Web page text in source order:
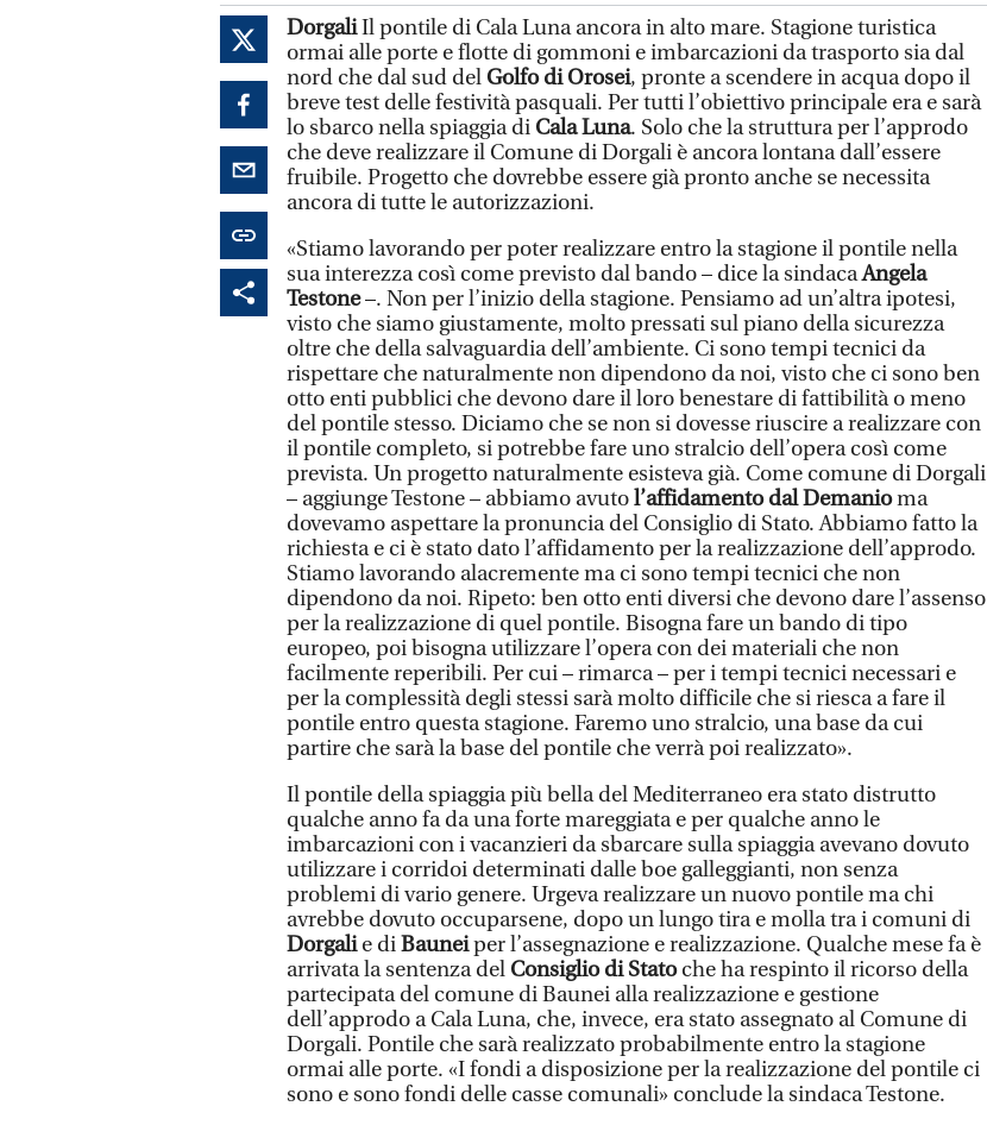
DorgaliIl pontile di Cala Luna ancora in alto mare. Stagione turistica
ormai alle porte e flotte di gommoni e imbarcazioni da trasporto sia dal
nord che dal sud delGolfo di Orosei, pronte a scendere in acqua dopo il
breve test delle festività pasquali. Per tutti l’obiettivo principale era e sarà
lo sbarco nella spiaggia di Cala Luna. Solo che la struttura per l’approdo
che deve realizzare il Comune di Dorgali è ancora lontana dall’essere
fruibile. Progetto che dovrebbe essere già pronto anche se necessita
ancora di tutte le autorizzazioni.
«Stiamo lavorando per poter realizzare entro la stagione il pontile nella
sua interezza così come previsto dal bando – dice la sindacaAngela
Testone–. Non per l’inizio della stagione. Pensiamo ad un’altra ipotesi,
visto che siamo giustamente, molto pressati sul piano della sicurezza
oltre che della salvaguardia dell’ambiente. Ci sono tempi tecnici da
rispettare che naturalmente non dipendono da noi, visto che ci sono ben
otto enti pubblici che devono dare il loro benestare di fattibilità o meno
del pontile stesso. Diciamo che se non si dovesse riuscire a realizzare con
il pontile completo, si potrebbe fare uno stralcio dell’opera così come
prevista. Un progetto naturalmente esisteva già. Come comune di Dorgali
– aggiunge Testone – abbiamo avutol’affidamento dal Demanioma
dovevamo aspettare la pronuncia del Consiglio di Stato. Abbiamo fatto la
richiesta e ci è stato dato l’affidamento per la realizzazione dell’approdo.
Stiamo lavorando alacremente ma ci sono tempi tecnici che non
dipendono da noi. Ripeto: ben otto enti diversi che devono dare l’assenso
per la realizzazione di quel pontile. Bisogna fare un bando di tipo
europeo, poi bisogna utilizzare l’opera con dei materiali che non
facilmente reperibili. Per cui – rimarca – per i tempi tecnici necessari e
per la complessità degli stessi sarà molto difficile che si riesca a fare il
pontile entro questa stagione. Faremo uno stralcio, una base da cui
partire che sarà la base del pontile che verrà poi realizzato».
Il pontile della spiaggia più bella del Mediterraneo era stato distrutto
qualche anno fa da una forte mareggiata e per qualche anno le
imbarcazioni con i vacanzieri da sbarcare sulla spiaggia avevano dovuto
utilizzare i corridoi determinati dalle boe galleggianti, non senza
problemi di vario genere. Urgeva realizzare un nuovo pontile ma chi
avrebbe dovuto occuparsene, dopo un lungo tira e molla tra i comuni di
Dorgalie diBauneiper l’assegnazione e realizzazione. Qualche mese fa è
arrivata la sentenza del Consiglio di Statoche ha respinto il ricorso della
partecipata del comune di Baunei alla realizzazione e gestione
dell’approdo a Cala Luna, che, invece, era stato assegnato al Comune di
Dorgali. Pontile che sarà realizzato probabilmente entro la stagione
ormai alle porte. «I fondi a disposizione per la realizzazione del pontile ci
sono e sono fondi delle casse comunali» conclude la sindaca Testone.